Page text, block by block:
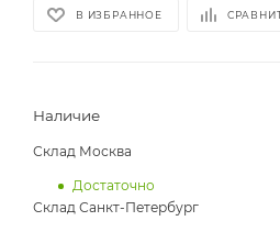
В ИЗБРАННОЕ
Наличие
Склад Москва
Достаточно
Склад Санкт-Петербург